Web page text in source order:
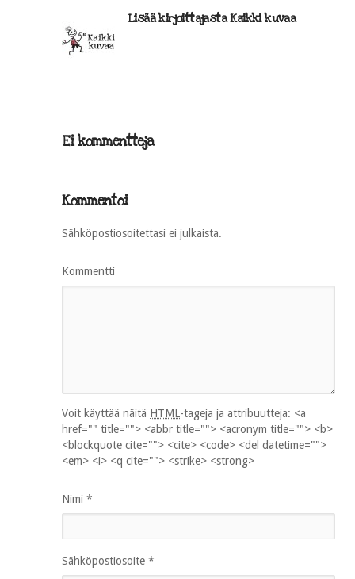
Lisää kirjoittajasta Kaikki kuvaa
Ei kommentteja
Kommentoi
Sähköpostiosoitettasi ei julkaista.
Kommentti
Voit käyttää näitä HTML-tageja ja attribuutteja: <a
href="" title=""> <abbr title=""> <acronym title=""> <b>
<blockquote cite=""> <cite> <code> <del datetime="">
<em> <i> <q cite=""> <strike> <strong>
Nimi *
Sähköpostiosoite *